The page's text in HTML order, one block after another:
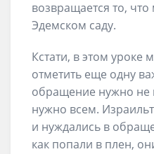
возвращается то,
Эдемском саду.
Кстати, в этом
отметить еще одну
обращение нужно
нужно всем.
и нуждались в
как попали в плен,